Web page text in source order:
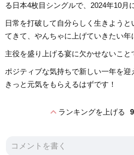
る日本4枚目シングルで、2024年10月
日常を打破して自分らしく生きよう
てきて、やんちゃに上げていきたい年
主役を盛り上げる宴に欠かせないこと
ポジティブな気持ちで新しい一年を
きっと元気をもらえるはずです！
expand_lessランキングを上げる 9